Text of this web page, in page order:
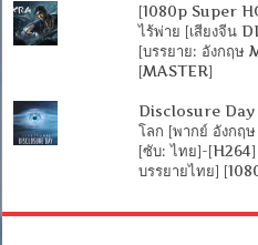
[1080p Super
ไร้พ่าย [เสียงจีน
[บรรยาย: อังกฤษ
[MASTER]
Disclosure Day
โลก [พากย์ อังกฤ
[ซับ: ไทย]-
บรรยายไทย]